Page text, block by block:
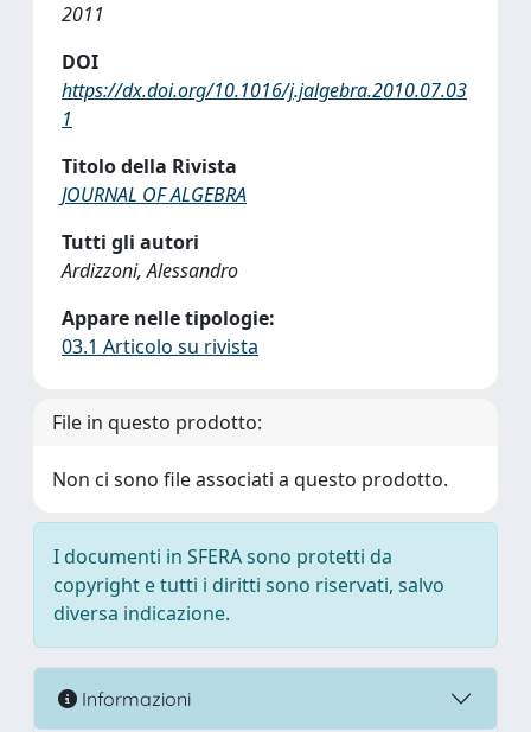
2011
DOI
https://dx.doi.org/10.1016/j.jalgebra.2010.07.03
1
Titolo della Rivista
JOURNAL OF ALGEBRA
Tutti gli autori
Ardizzoni, Alessandro
Appare nelle tipologie:
03.1 Articolo su rivista
File in questo prodotto:
Non ci sono file associati a questo prodotto.
I documenti in SFERA sono protetti da
copyright e tutti i diritti sono riservati, salvo
diversa indicazione.
Informazioni